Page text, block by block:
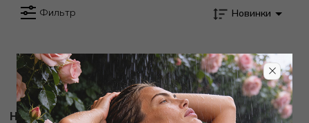
Фильтр Новинки
Новости и акции